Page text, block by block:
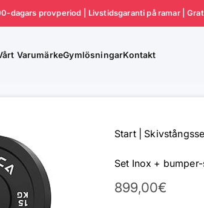
dagars provperiod | Livstidsgaranti på ramar |
VarumärkeGymlösningarKontakt
Start
Set Inox +
Reapris
899,00€